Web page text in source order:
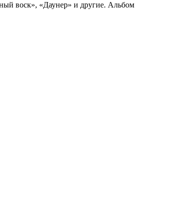
воск», «Даунер» и другие. Альбом